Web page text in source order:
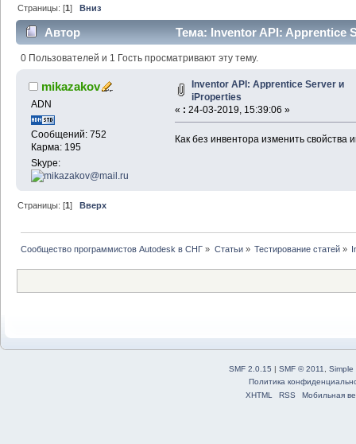
Страницы: [1]Вниз
Автор
Тема: Inventor API: Apprentice
раз)
0 Пользователей и 1 Гость просматривают эту тему.
mikazakov
ADN
Сообщений: 752
Карма: 195
Skype:
Inventor API: Apprentice Server и
iProperties
« : 24-03-2019, 15:39:06 »
Как без инвентора изменить свойства
Страницы: [1]Вверх
Сообщество программистов Autodesk в СНГ » Статьи» Тестирование статей»
SMF 2.0.15 | SMF © 2011
Simple
Политика
XHTML
RSS Мобильная